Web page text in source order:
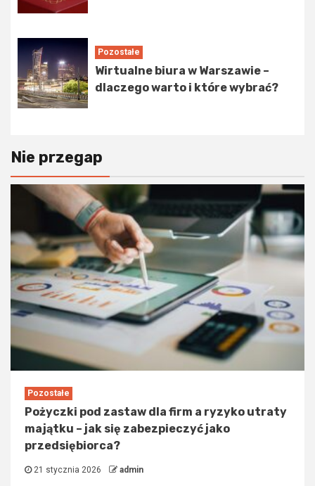
Pozostałe
Wirtualne biura w Warszawie –
dlaczego warto i które wybrać?
Nie przegap
Pozostałe
Pożyczki pod zastaw dla firm a ryzyko utraty
majątku – jak się zabezpieczyć jako
przedsiębiorca?
21 stycznia 2026 admin